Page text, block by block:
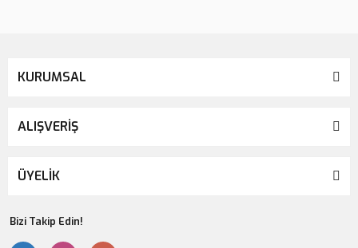
KURUMSAL
ALIŞVERİŞ
ÜYELİK
Bizi Takip Edin!